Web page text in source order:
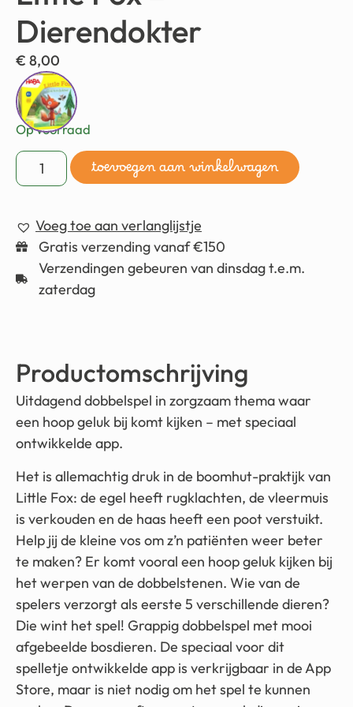
Dierendokter
€ 8,00
Op voorraad
toevoegen aan winkelwagen
Voeg toe aan verlanglijstje
Gratis verzending vanaf €150
Verzendingen gebeuren van dinsdag t.e.m.
zaterdag
Productomschrijving
Uitdagend dobbelspel in zorgzaam thema waar
een hoop geluk bij komt kijken – met speciaal
ontwikkelde app.
Het is allemachtig druk in de boomhut-praktijk van
Little Fox: de egel heeft rugklachten, de vleermuis
is verkouden en de haas heeft een poot verstuikt.
Help jij de kleine vos om z’n patiënten weer beter
te maken? Er komt vooral een hoop geluk kijken bij
het werpen van de dobbelstenen. Wie van de
spelers verzorgt als eerste 5 verschillende dieren?
Die wint het spel! Grappig dobbelspel met mooi
afgebeelde bosdieren. De speciaal voor dit
spelletje ontwikkelde app is verkrijgbaar in de App
Store, maar is niet nodig om het spel te kunnen